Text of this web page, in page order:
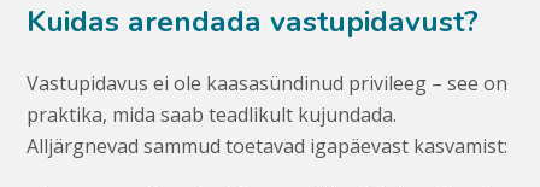
Kuidas arendada vastupidavust?
Vastupidavus ei ole kaasasündinud privileeg – see on
praktika, mida saab teadlikult kujundada.
Alljärgnevad sammud toetavad igapäevast kasvamist: